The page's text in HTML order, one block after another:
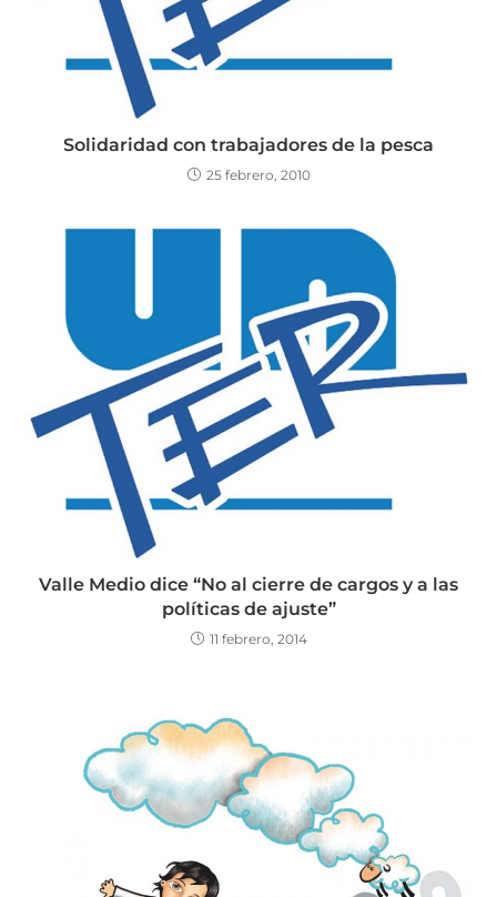
Solidaridad con trabajadores de la pesca
25 febrero, 2010
Valle Medio dice “No al cierre de cargos y a las
políticas de ajuste”
11 febrero, 2014